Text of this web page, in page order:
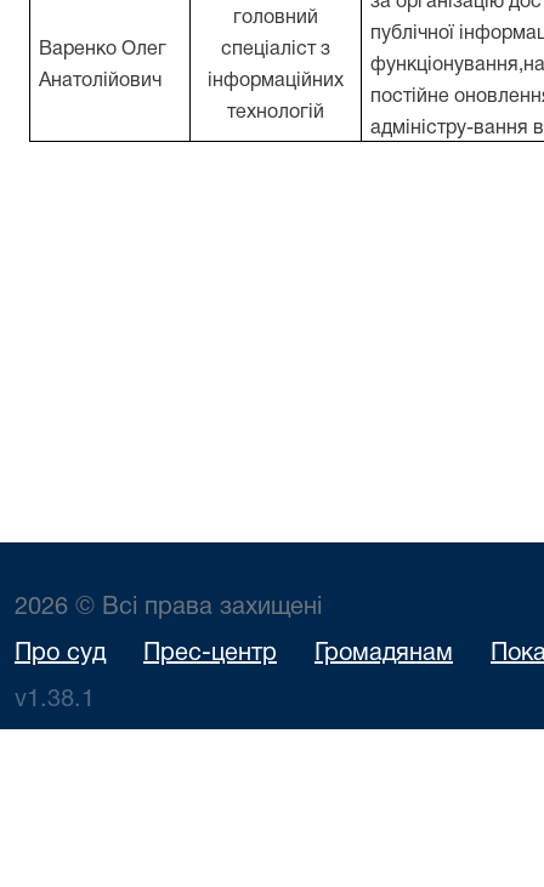
Варенко Олег
Анатолійович
головний
спеціалістз
інформаційних
технологій
публічної
функціонування,
постійне
адміністру-вання
2026 © Всі права захищені
Про суд Прес-центр Громадянам
v1.38.1